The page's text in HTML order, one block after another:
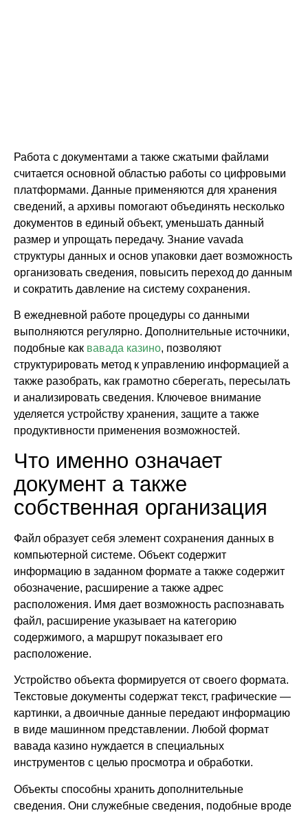
Работа с документами а также сжатыми файлами
считается основной областью работы со цифровыми
платформами. Данные применяются для хранения
сведений, а архивы помогают объединять несколько
документов в единый объект, уменьшать данный
размер и упрощать передачу. Знание vavada
структуры данных и основ упаковки дает возможность
организовать сведения, повысить переход до данным
и сократить давление на систему сохранения.
В ежедневной работе процедуры со данными
выполняются регулярно. Дополнительные источники,
подобные как вавада казино, позволяют
структурировать метод к управлению информацией а
также разобрать, как грамотно сберегать, пересылать
и анализировать сведения. Ключевое внимание
уделяется устройству хранения, защите а также
продуктивности применения возможностей.
Что именно означает
документ а также
собственная организация
Файл образует себя элемент сохранения данных в
компьютерной системе. Объект содержит
информацию в заданном формате а также содержит
обозначение, расширение а также адрес
расположения. Имя дает возможность распознавать
файл, расширение указывает на категорию
содержимого, а маршрут показывает его
расположение.
Устройство объекта формируется от своего формата.
Текстовые документы содержат текст, графические —
картинки, а двоичные данные передают информацию
в виде машинном представлении. Любой формат
вавада казино нуждается в специальных
инструментов с целью просмотра и обработки.
Объекты способны хранить дополнительные
сведения. Они служебные сведения, подобные вроде